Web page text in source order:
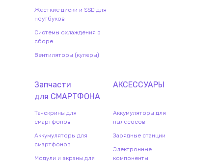
Жесткие диски и SSD для
ноутбуков
Системы охлаждения в
сборе
Вентиляторы (кулеры)
Запчасти
для СМАРТФОНА
Тачскрины для
смартфонов
Аккумуляторы для
смартфонов
Модули и экраны для
АКСЕССУАРЫ
Аккумуляторы для
пылесосов
Зарядные станции
Электронные
компоненты